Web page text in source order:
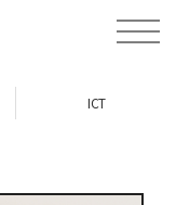
toggle
ICT